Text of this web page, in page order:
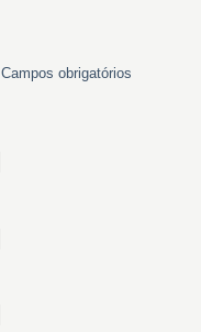
Campos obrigatórios